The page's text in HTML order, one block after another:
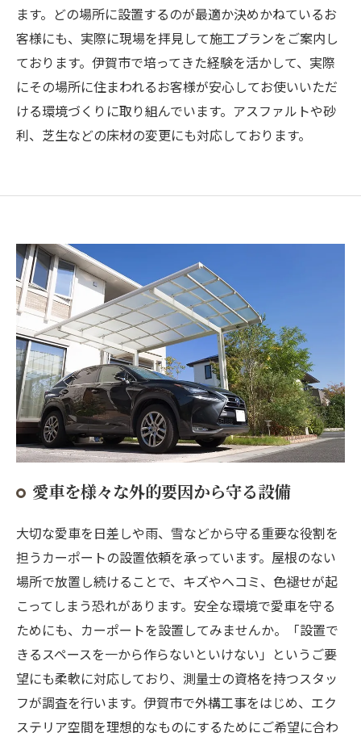
ます。どの場所に設置するのが最適か決めかねているお
客様にも、実際に現場を拝見して施工プランをご案内し
ております。伊賀市で培ってきた経験を活かして、実際
にその場所に住まわれるお客様が安心してお使いいただ
ける環境づくりに取り組んでいます。アスファルトや砂
利、芝生などの床材の変更にも対応しております。
愛車を様々な外的要因から守る設備
大切な愛車を日差しや雨、雪などから守る重要な役割を
担うカーポートの設置依頼を承っています。屋根のない
場所で放置し続けることで、キズやヘコミ、色褪せが起
こってしまう恐れがあります。安全な環境で愛車を守る
ためにも、カーポートを設置してみませんか。「設置で
きるスペースを一から作らないといけない」というご要
望にも柔軟に対応しており、測量士の資格を持つスタッ
フが調査を行います。伊賀市で外構工事をはじめ、エク
ステリア空間を理想的なものにするためにご希望に合わ